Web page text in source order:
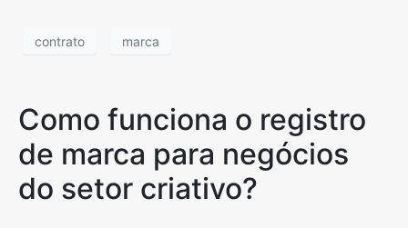
contrato marca
Como funciona o registro
de marca para negócios
do setor criativo?